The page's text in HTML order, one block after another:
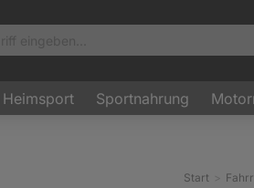
Heimsport Sportnahrung
Start